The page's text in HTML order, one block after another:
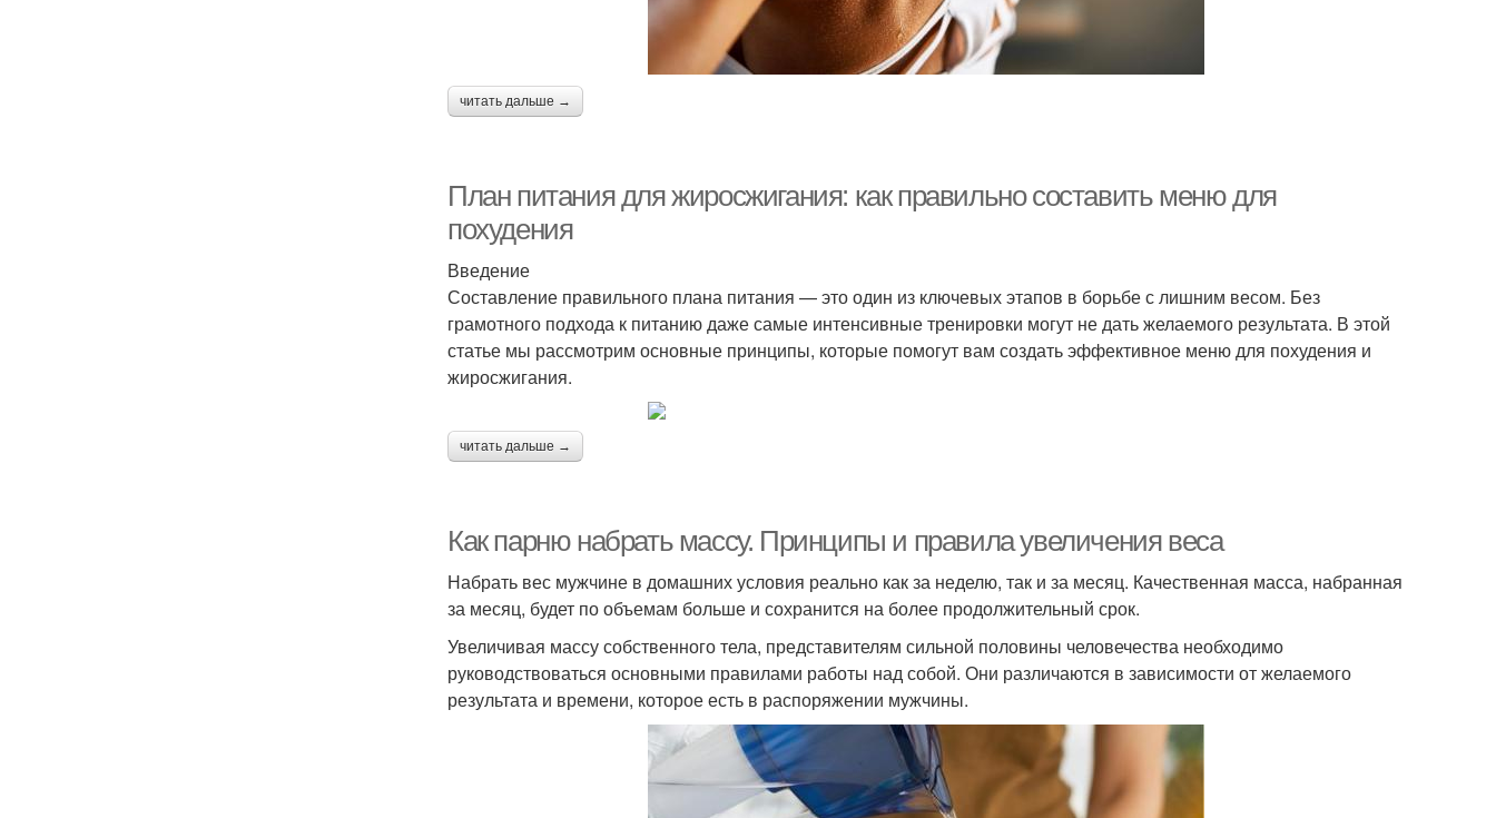
читать дальше →
План питания для жиросжигания: как правильно составить меню для
похудения
Введение
Составление правильного плана питания — это один из ключевых этапов в борьбе с лишним весом. Без
грамотного подхода к питанию даже самые интенсивные тренировки могут не дать желаемого результата. В этой
статье мы рассмотрим основные принципы, которые помогут вам создать эффективное меню для похудения и
жиросжигания.
читать дальше →
Как парню набрать массу. Принципы и правила увеличения веса
Набрать вес мужчине в домашних условия реально как за неделю, так и за месяц. Качественная масса, набранная
за месяц, будет по объемам больше и сохранится на более продолжительный срок.
Увеличивая массу собственного тела, представителям сильной половины человечества необходимо
руководствоваться основными правилами работы над собой. Они различаются в зависимости от желаемого
результата и времени, которое есть в распоряжении мужчины.